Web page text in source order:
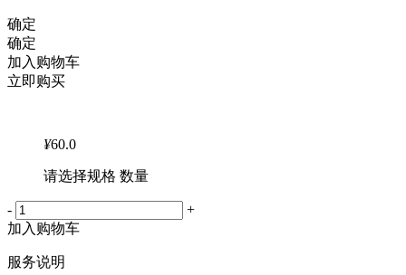
确定
确定
加入购物车
立即购买
¥60.0
请选择规格 数量
-
+
加入购物车
服务说明